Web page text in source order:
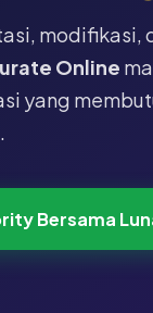
modifikasi,
Online
yang
Bersama